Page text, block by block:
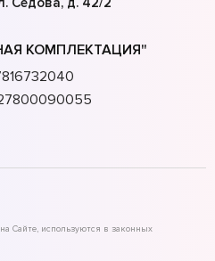
КОМПЛЕКТАЦИЯ"
Сайте, используются в законных